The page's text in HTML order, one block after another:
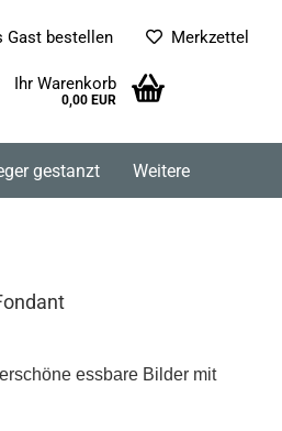
bestellen Merkzettel
Ihr Warenkorb
0,00 EUR
gestanzt Weitere
essbare Bilder mit